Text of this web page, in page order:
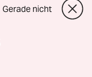
Gerade nicht